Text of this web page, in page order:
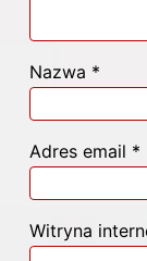
Nazwa *
Adres email *
Witryna